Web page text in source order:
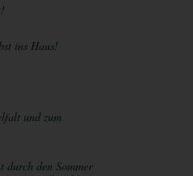
ins Haus!
und zum
durch den Sommer
geschlossen. Seine Funktionalität ist